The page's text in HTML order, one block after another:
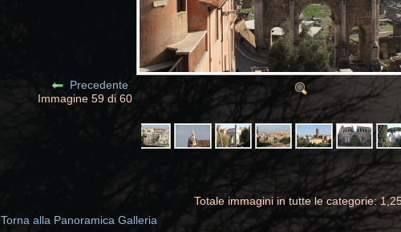
Precedente
Immagine 59 di 60
Totale immagini in tutte le categorie:
Torna alla Panoramica Galleria